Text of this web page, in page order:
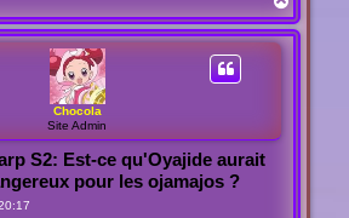
a
u
Chocola
Site Admin
S2: Est-ce qu'Oyajide aurait
pour les ojamajos ?